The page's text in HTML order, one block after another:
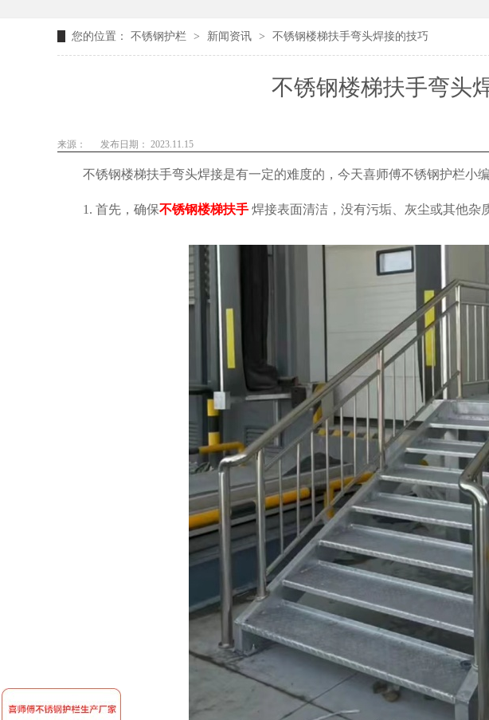
您的位置： 不锈钢护栏 > 新闻资讯 > 不锈钢楼梯扶手弯头焊接的技巧
不锈钢楼梯扶手弯头
来源： 发布日期： 2023.11.15
不锈钢楼梯扶手弯头焊接是有一定的难度的，今天喜师傅不锈钢护栏小
1. 首先，确保不锈钢楼梯扶手 焊接表面清洁，没有污垢、灰尘或其他杂